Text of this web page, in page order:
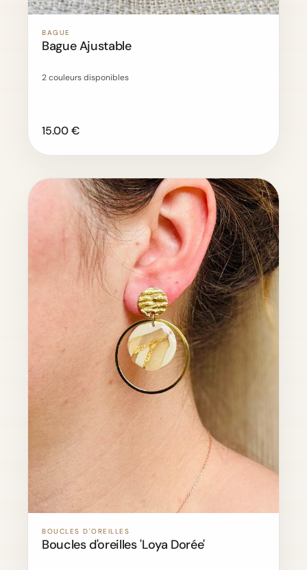
BAGUE
Bague Ajustable
2 couleurs disponibles
15.00 €
BOUCLES D'OREILLES
Boucles d'oreilles 'Loya Dorée'